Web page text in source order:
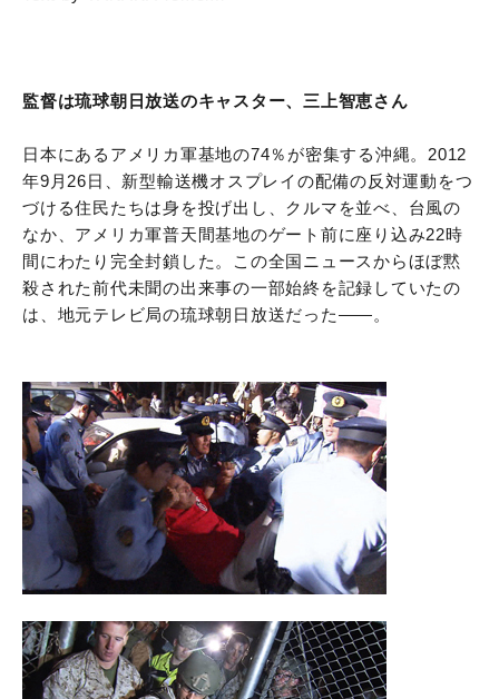
監督は琉球朝日放送のキャスター、三上智恵さん
日本にあるアメリカ軍基地の74％が密集する沖縄。2012
年9月26日、新型輸送機オスプレイの配備の反対運動をつ
づける住民たちは身を投げ出し、クルマを並べ、台風の
なか、アメリカ軍普天間基地のゲート前に座り込み22時
間にわたり完全封鎖した。この全国ニュースからほぼ黙
殺された前代未聞の出来事の一部始終を記録していたの
は、地元テレビ局の琉球朝日放送だった――。